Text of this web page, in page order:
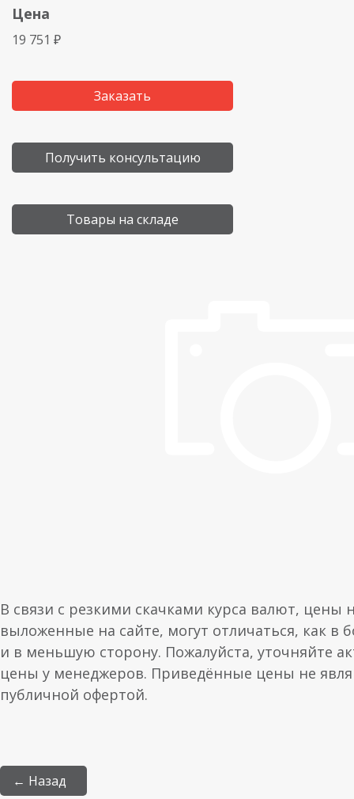
Цена
19 751 ₽
Заказать
Получить консультацию
Товары на складе
В связи с резкими скачками курса валют, цены
выложенные на сайте, могут отличаться, как в
и в меньшую сторону. Пожалуйста, уточняйте
цены у менеджеров. Приведённые цены не
публичной офертой.
← Назад